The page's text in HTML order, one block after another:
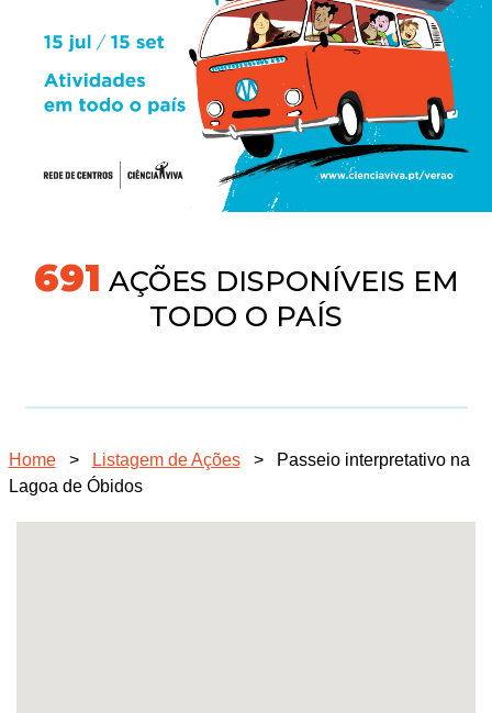
718 AÇÕES DISPONÍVEIS EM
TODO O PAÍS
Home > Listagem de Ações >
Passeio interpretativo na
Lagoa de Óbidos